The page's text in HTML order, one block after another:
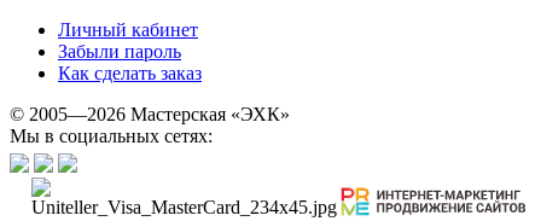
Личный кабинет
Забыли пароль
Как сделать заказ
© 2005—2026 Мастерская «ЭХК»
Мы в социальных сетях: